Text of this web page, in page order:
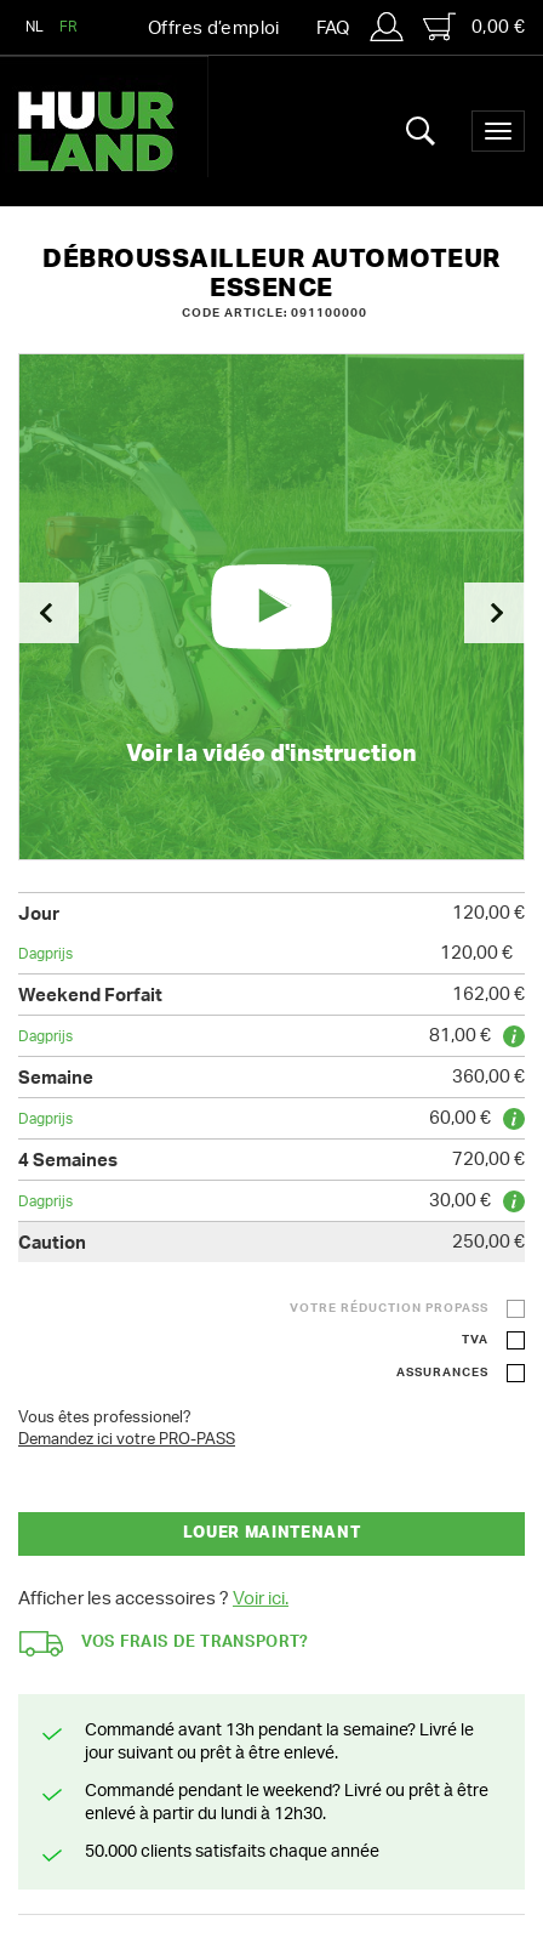
NL FR Offres d’emploi FAQ 0,00 €
DÉBROUSSAILLEUR AUTOMOTEUR
ESSENCE
CODE ARTICLE: 091100000
Voir la vidéo d'instruction
120,00 €
120,00 €
162,00 €
81,00 €
360,00 €
60,00 €
720,00 €
30,00 €
250,00 €
VOTRE RÉDUCTION PROPASS
TVA
ASSURANCES
Vous êtes professionel?
Demandez ici votre PRO-PASS
LOUER MAINTENANT
Afficher les accessoires ? Voir ici.
VOS FRAIS DE TRANSPORT?
Commandé avant 13h pendant la semaine? Livré le
jour suivant ou prêt à être enlevé.
Commandé pendant le weekend? Livré ou prêt à être
enlevé à partir du lundi à 12h30.
50.000 clients satisfaits chaque année